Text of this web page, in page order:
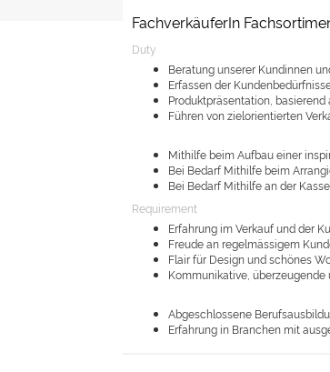
FachverkäuferIn
Duty
Beratung unserer Kundinnen
Erfassen der
Produktpräsentation,
Führen von zielorientierten
Mithilfe beim Aufbau einer
Bei Bedarf Mithilfe beim
Bei Bedarf Mithilfe an der Kasse
Requirement
Erfahrung im Verkauf und der
Freude an regelmässigem
Flair für Design und schönes
Kommunikative,
Abgeschlossene
Erfahrung in Branchen mit